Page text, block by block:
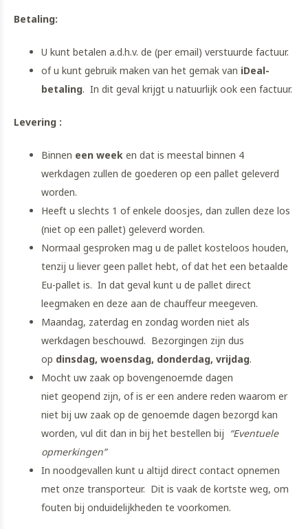
Betaling:
U kunt betalen a.d.h.v. de (per email) verstuurde factuur.
of u kunt gebruik maken van het gemak van iDeal-
betaling. In dit geval krijgt u natuurlijk ook een factuur.
Levering :
Binnen een week en dat is meestal binnen 4
werkdagen zullen de goederen op een pallet geleverd
worden.
Heeft u slechts 1 of enkele doosjes, dan zullen deze los
(niet op een pallet) geleverd worden.
Normaal gesproken mag u de pallet kosteloos houden,
tenzij u liever geen pallet hebt, of dat het een betaalde
Eu-pallet is. In dat geval kunt u de pallet direct
leegmaken en deze aan de chauffeur meegeven.
Maandag, zaterdag en zondag worden niet als
werkdagen beschouwd. Bezorgingen zijn dus
op dinsdag, woensdag, donderdag, vrijdag.
Mocht uw zaak op bovengenoemde dagen
niet geopend zijn, of is er een andere reden waarom er
niet bij uw zaak op de genoemde dagen bezorgd kan
worden, vul dit dan in bij het bestellen bij “Eventuele
opmerkingen”
In noodgevallen kunt u altijd direct contact opnemen
met onze transporteur. Dit is vaak de kortste weg, om
fouten bij onduidelijkheden te voorkomen.